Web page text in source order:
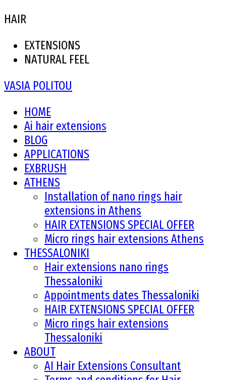
HAIR
EXTENSIONS
NATURAL FEEL
VASIA POLITOU
HOME
Ai hair extensions
BLOG
APPLICATIONS
EXBRUSH
ATHENS
Installation of nano rings hair
extensions in Athens
HAIR EXTENSIONS SPECIAL OFFER
Micro rings hair extensions Athens
THESSALONIKI
Hair extensions nano rings
Thessaloniki
Appointments dates Thessaloniki
HAIR EXTENSIONS SPECIAL OFFER
Micro rings hair extensions
Thessaloniki
ABOUT
AI Hair Extensions Consultant